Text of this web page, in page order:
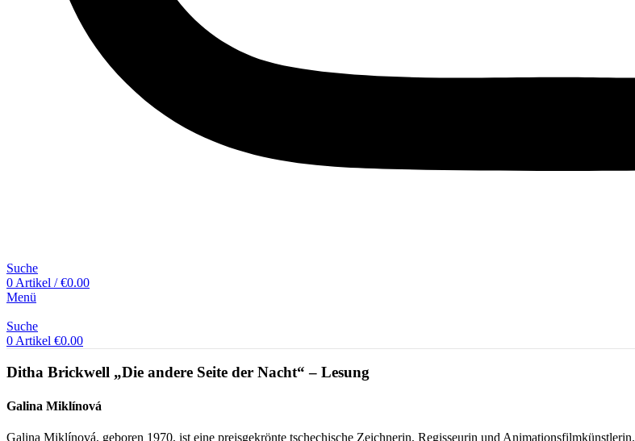
Suche
0 Artikel / €0.00
Menü
Suche
0 Artikel €0.00
Ditha Brickwell „Die andere Seite der Nacht“ – Lesung
Galina Miklínová
Galina Miklínová, geboren 1970, ist eine preisgekrönte tschechische Zeichnerin, Regisseurin und Animationsfilmkünstlerin.